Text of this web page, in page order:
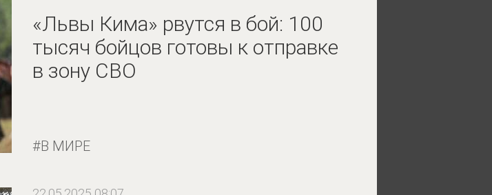
«Львы Кима» рвутся в бой: 100
тысяч бойцов готовы к отправке
в зону СВО
В МИРЕ